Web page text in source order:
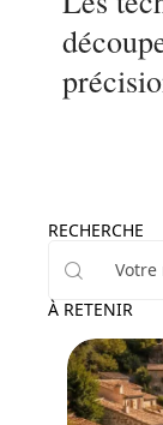
RECHERCHE
À RETENIR